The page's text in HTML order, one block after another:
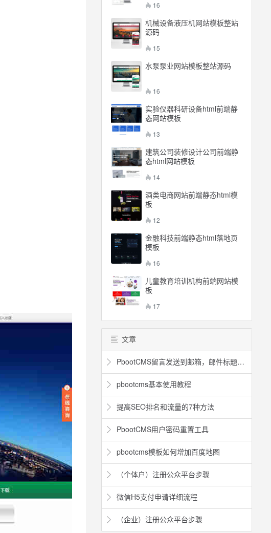
16
机械设备液压机网站模板整站
源码
15
水泵泵业网站模板整站源码
16
实验仪器科研设备html前端静
态网站模板
13
建筑公司装修设计公司前端静
态html网站模板
14
酒类电商网站前端静态html模
板
12
金融科技前端静态html落地页
模板
16
儿童教育培训机构前端网站模
板
17
文章
PbootCMS留言发送到邮箱，邮件标题如何修改
pbootcms基本使用教程
提高SEO排名和流量的7种方法
PbootCMS用户密码重置工具
pbootcms模板如何增加百度地图
（个体户）注册公众平台步骤
微信H5支付申请详细流程
（企业）注册公众平台步骤